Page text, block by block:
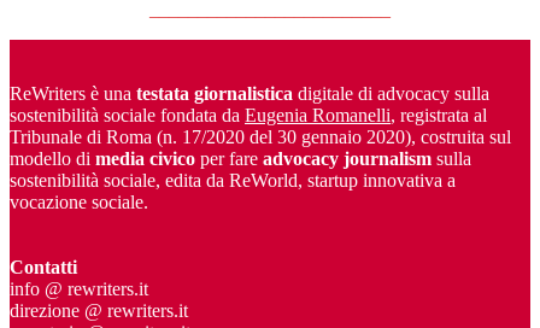
ReWriters è una testata giornalistica digitale di advocacy sulla
sostenibilità sociale fondata da Eugenia Romanelli, registrata al
Tribunale di Roma (n. 17/2020 del 30 gennaio 2020), costruita sul
modello di media civico per fare advocacy journalism sulla
sostenibilità sociale, edita da ReWorld, startup innovativa a
vocazione sociale.
Contatti
info @ rewriters.it
direzione @ rewriters.it